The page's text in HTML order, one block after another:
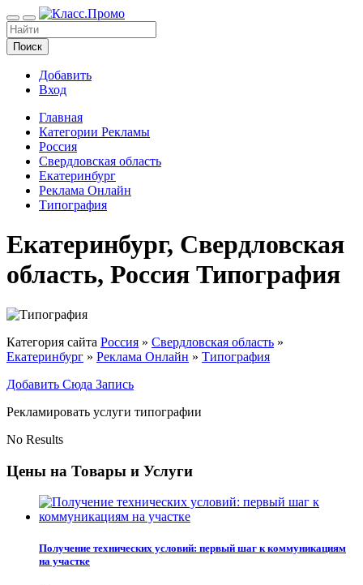
Поиск
Добавить
Вход
Главная
Категории Рекламы
Россия
Свердловская область
Екатеринбург
Реклама Онлайн
Типография
Екатеринбург, Свердловская
область, Россия Типография
Категория сайта Россия » Свердловская область »
Екатеринбург » Реклама Онлайн » Типография
Добавить Сюда Запись
Рекламировать услуги типографии
No Results
Цены на Товары и Услуги
Получение технических условий: первый шаг к коммуникациям
на участке